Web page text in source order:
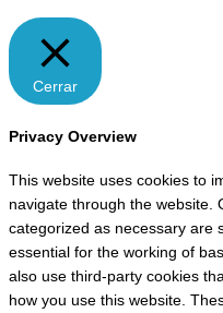
Cerrar
Privacy Overview
This website uses cookies to
navigate through the website.
categorized as necessary are
essential for the working of
also use third-party cookies
how you use this website.